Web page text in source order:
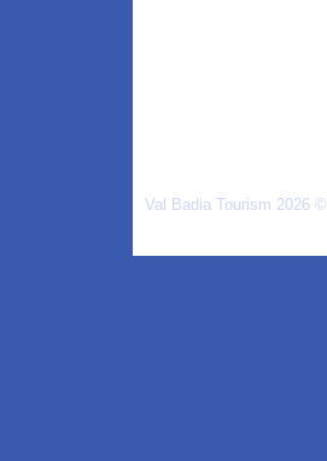
Val Badia Tourism 2026 ©